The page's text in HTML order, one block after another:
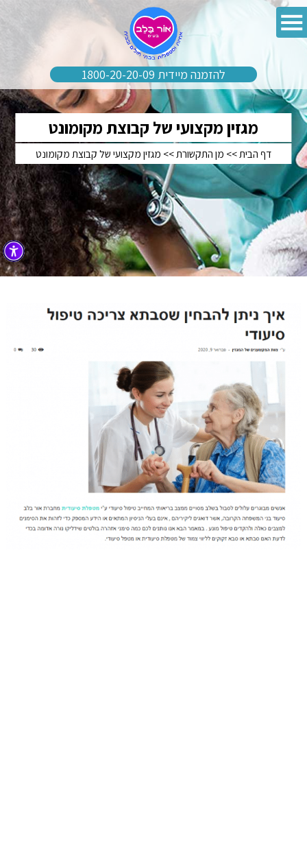
להזמנה מיידית 1800-20-20-09
מגזין מקצועי של קבוצת מקומונט
דף הבית >> מן התקשורת >> מגזין מקצועי של קבוצת מקומונט